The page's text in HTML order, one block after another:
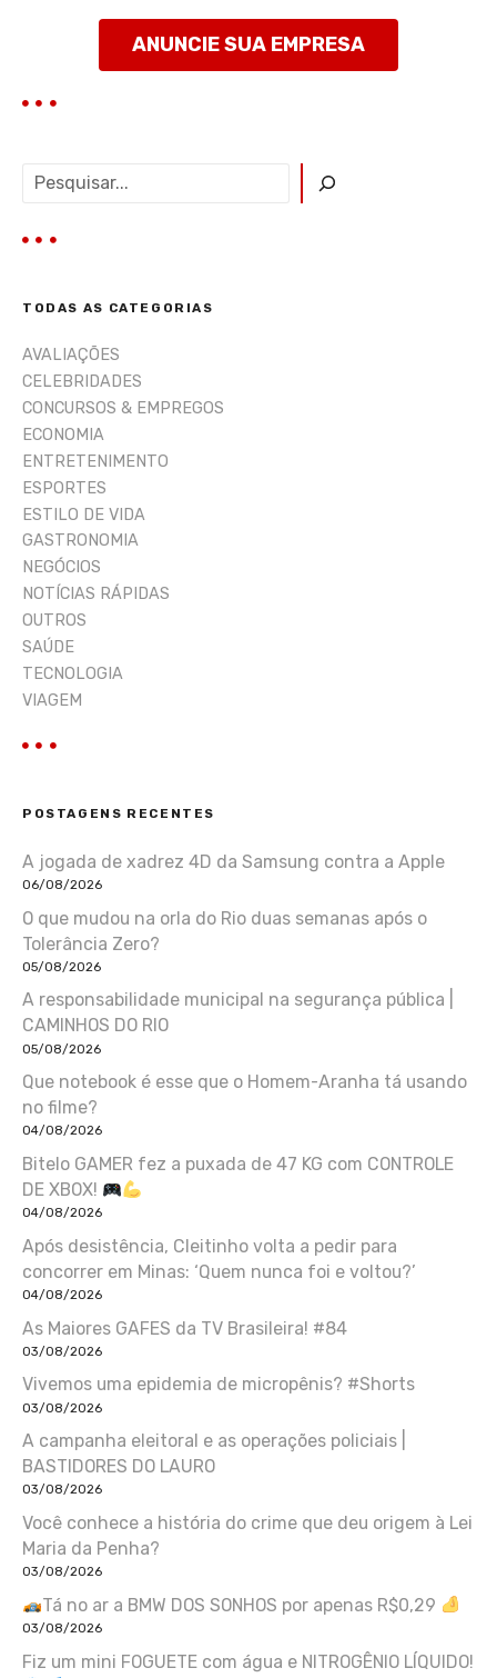
ANUNCIE SUA EMPRESA
q
s
r
TODAS AS CATEGORIAS
AVALIAÇÕES
CELEBRIDADES
CONCURSOS & EMPREGOS
ECONOMIA
ENTRETENIMENTO
ESPORTES
ESTILO DE VIDA
GASTRONOMIA
NEGÓCIOS
NOTÍCIAS RÁPIDAS
OUTROS
SAÚDE
TECNOLOGIA
VIAGEM
POSTAGENS RECENTES
A jogada de xadrez 4D da Samsung contra a Apple
06/08/2026
O que mudou na orla do Rio duas semanas após o
Tolerância Zero?
05/08/2026
A responsabilidade municipal na segurança pública |
CAMINHOS DO RIO
05/08/2026
Que notebook é esse que o Homem-Aranha tá usando
no filme?
04/08/2026
Bitelo GAMER fez a puxada de 47 KG com CONTROLE
DE XBOX!
04/08/2026
Após desistência, Cleitinho volta a pedir para
concorrer em Minas: ‘Quem nunca foi e voltou?’
04/08/2026
As Maiores GAFES da TV Brasileira! #84
03/08/2026
Vivemos uma epidemia de micropênis? #Shorts
03/08/2026
A campanha eleitoral e as operações policiais |
BASTIDORES DO LAURO
03/08/2026
Você conhece a história do crime que deu origem à Lei
Maria da Penha?
03/08/2026
Tá no ar a BMW DOS SONHOS por apenas R$0,29
03/08/2026
Fiz um mini FOGUETE com água e NITROGÊNIO LÍQUIDO!